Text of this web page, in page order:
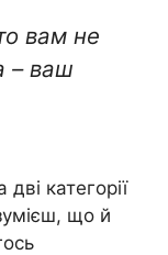
вам не
– ваш
категорії
що й